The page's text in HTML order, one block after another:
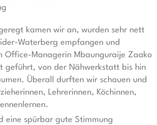
kamen wir an, wurden sehr nett
Waterberg empfangen und
Office-Managerin Mbaunguraije Zaako
geführt, von der Nähwerkstatt bis hin
Überall durften wir schauen und
Lehrerinnen, Köchinnen,
eine spürbar gute Stimmung